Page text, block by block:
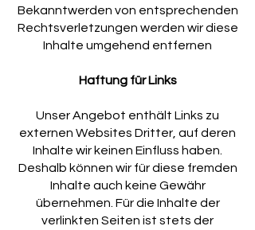
Bekanntwerden von entsprechenden
Rechtsverletzungen werden wir diese
Inhalte umgehend entfernen
Haftung für Links
Unser Angebot enthält Links zu
externen Websites Dritter, auf deren
Inhalte wir keinen Einfluss haben.
Deshalb können wir für diese fremden
Inhalte auch keine Gewähr
übernehmen. Für die Inhalte der
verlinkten Seiten ist stets der